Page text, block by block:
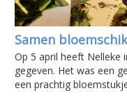
Samen
Op 5 april heeft Nelleke
gegeven. Het was een
een prachtig